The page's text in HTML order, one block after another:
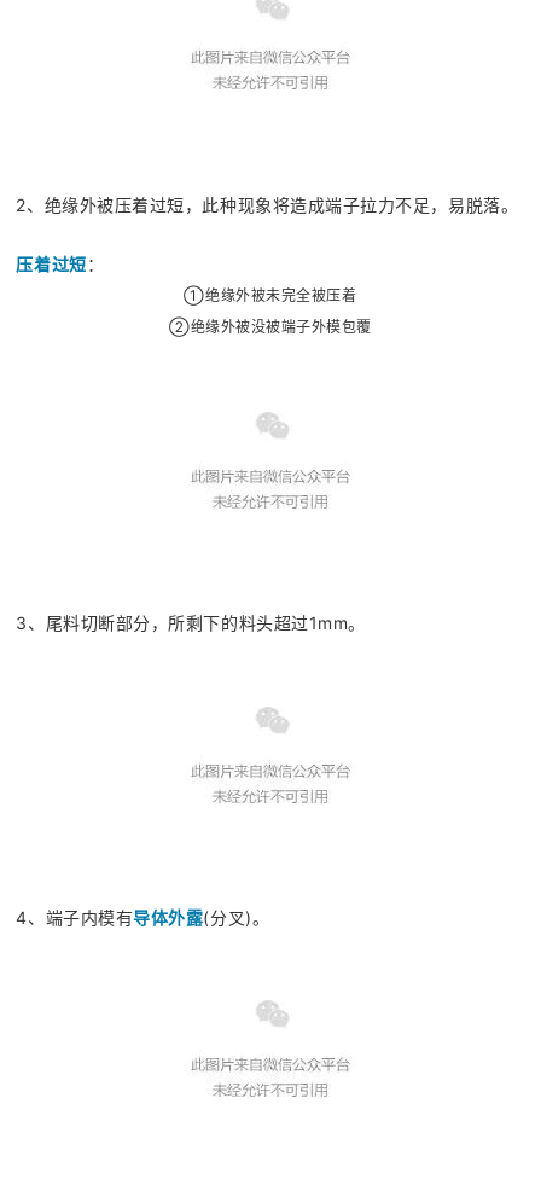
2、绝缘外被压着过短，此种现象将造成端子拉力不足，易脱落。
压着过短：
①绝缘外被未完全被压着
②绝缘外被没被端子外模包覆
3、尾料切断部分，所剩下的料头超过1mm。
4、端子内模有导体外露(分叉)。